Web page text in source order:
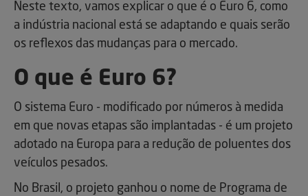
Neste texto, vamos explicar o que é o Euro 6, como
a indústria nacional está se adaptando e quais serão
os reflexos das mudanças para o mercado.
O que é Euro 6?
O sistema Euro - modificado por números à medida
em que novas etapas são implantadas - é um projeto
adotado na Europa para a redução de poluentes dos
veículos pesados.
No Brasil, o projeto ganhou o nome de Programa de